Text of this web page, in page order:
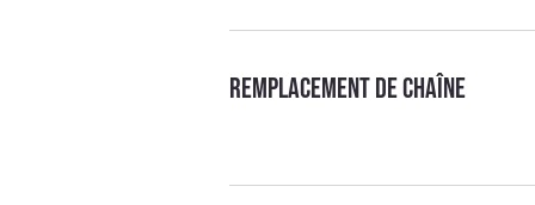
Remplacement de chaîne